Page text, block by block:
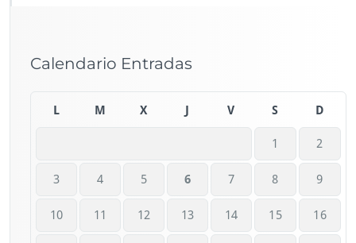
Calendario Entradas
L M X V S D
1 2
3 4 5 6 7 8 9
10 11 12 13 14 15 16